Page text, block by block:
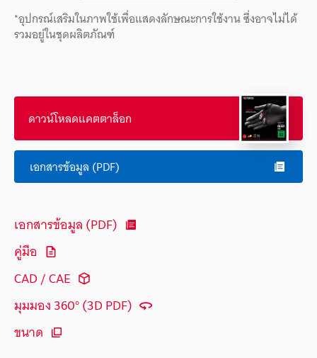
*อุปกรณ์เสริมในภาพใช้เพื่อแสดงลักษณะการใช้งาน ซึ่งอาจไม่ได้
รวมอยู่ในชุดผลิตภัณฑ์
ดาวน์โหลดแคตตาล็อก
เอกสารข้อมูล (PDF)
เอกสารข้อมูล (PDF)
คู่มือ
CAD / CAE
มุมมอง 360° (3D PDF)
ขนาด